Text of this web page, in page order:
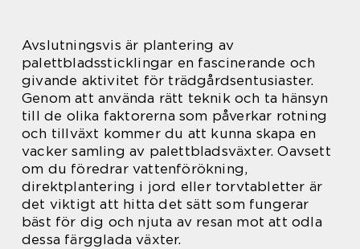
Avslutningsvis är plantering av
palettbladssticklingar en fascinerande och
givande aktivitet för trädgårdsentusiaster.
Genom att använda rätt teknik och ta hänsyn
till de olika faktorerna som påverkar rotning
och tillväxt kommer du att kunna skapa en
vacker samling av palettbladsväxter. Oavsett
om du föredrar vattenförökning,
direktplantering i jord eller torvtabletter är
det viktigt att hitta det sätt som fungerar
bäst för dig och njuta av resan mot att odla
dessa färgglada växter.